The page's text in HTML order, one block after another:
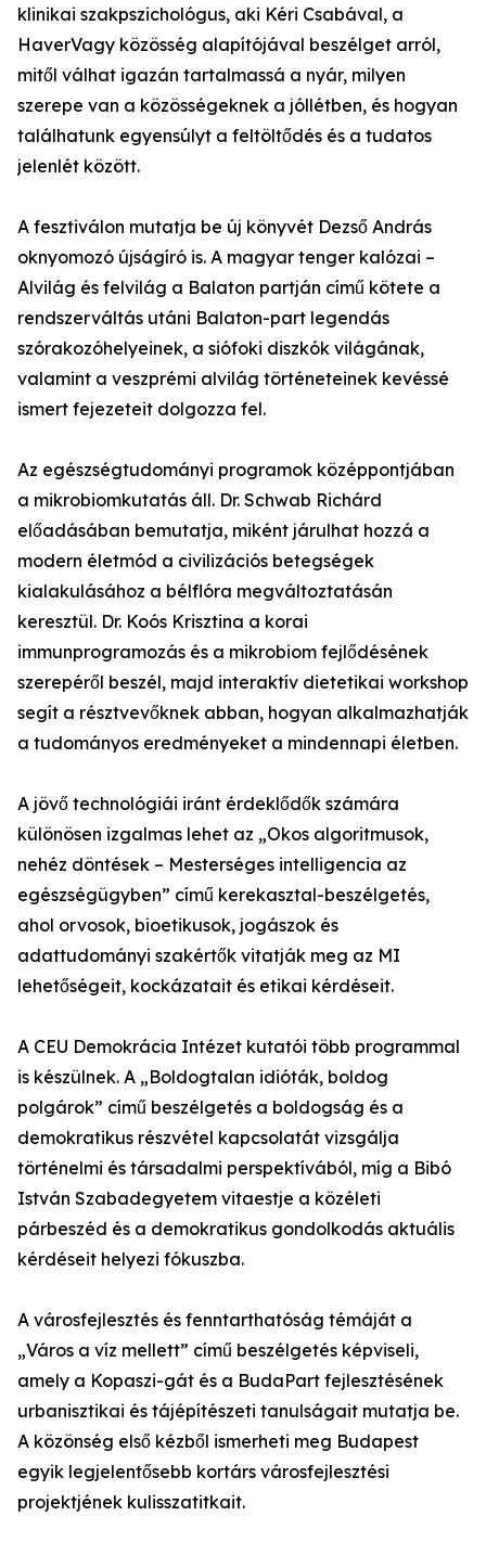
klinikai szakpszichológus, aki Kéri Csabával, a
HaverVagy közösség alapítójával beszélget arról,
mitől válhat igazán tartalmassá a nyár, milyen
szerepe van a közösségeknek a jóllétben, és hogyan
találhatunk egyensúlyt a feltöltődés és a tudatos
jelenlét között.
A fesztiválon mutatja be új könyvét Dezső András
oknyomozó újságíró is. A magyar tenger kalózai –
Alvilág és felvilág a Balaton partján című kötete a
rendszerváltás utáni Balaton-part legendás
szórakozóhelyeinek, a siófoki diszkók világának,
valamint a veszprémi alvilág történeteinek kevéssé
ismert fejezeteit dolgozza fel.
Az egészségtudományi programok középpontjában
a mikrobiomkutatás áll. Dr. Schwab Richárd
előadásában bemutatja, miként járulhat hozzá a
modern életmód a civilizációs betegségek
kialakulásához a bélflóra megváltoztatásán
keresztül. Dr. Koós Krisztina a korai
immunprogramozás és a mikrobiom fejlődésének
szerepéről beszél, majd interaktív dietetikai workshop
segít a résztvevőknek abban, hogyan alkalmazhatják
a tudományos eredményeket a mindennapi életben.
A jövő technológiái iránt érdeklődők számára
különösen izgalmas lehet az „Okos algoritmusok,
nehéz döntések – Mesterséges intelligencia az
egészségügyben” című kerekasztal-beszélgetés,
ahol orvosok, bioetikusok, jogászok és
adattudományi szakértők vitatják meg az MI
lehetőségeit, kockázatait és etikai kérdéseit.
A CEU Demokrácia Intézet kutatói több programmal
is készülnek. A „Boldogtalan idióták, boldog
polgárok” című beszélgetés a boldogság és a
demokratikus részvétel kapcsolatát vizsgálja
történelmi és társadalmi perspektívából, míg a Bibó
István Szabadegyetem vitaestje a közéleti
párbeszéd és a demokratikus gondolkodás aktuális
kérdéseit helyezi fókuszba.
A városfejlesztés és fenntarthatóság témáját a
„Város a víz mellett” című beszélgetés képviseli,
amely a Kopaszi-gát és a BudaPart fejlesztésének
urbanisztikai és tájépítészeti tanulságait mutatja be.
A közönség első kézből ismerheti meg Budapest
egyik legjelentősebb kortárs városfejlesztési
projektjének kulisszatitkait.